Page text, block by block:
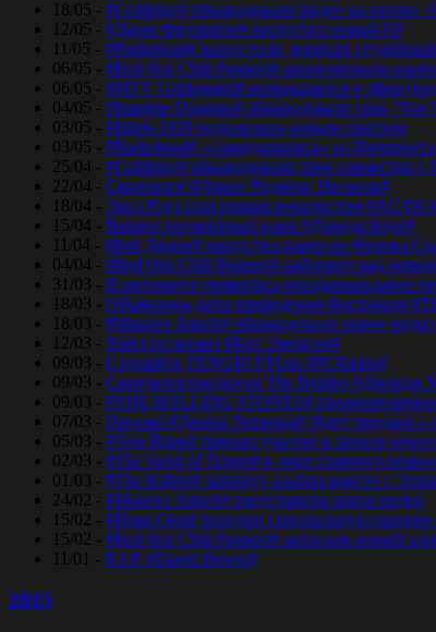
18/05 - #Coldplay# обнародовали видео на песню
12/05 - #Джон Фрушанте# выпустил новый ЕР
11/05 - #Radiohead# выпустили девятый
06/05 - #Red Hot Chili Peppers# анонсировали
06/05 - #MTV Unplugged# возвращается в эфир
04/05 - #Imagine Dragons# обнародовали трек “Not
03/05 - #Blink-182# поделились новым синглом
03/05 - #Radiohead# «самоудалились» из Интернета
25/04 - #Coldplay# обнародовали трек совместно
22/04 - Скончался #Принс Роджерс Нельсон#
18/04 - Эксл Роуз стал новым вокалистом #AC/
15/04 - Вышел посмертный клип #Дэвида Боуи#
11/04 - #Боб Дилан# выпустил кавер на Фрэнка
04/04 - #Red Hot Chili Peppers# работают над
31/03 - В интернете появилась неизданная ранее
18/03 - Объявлены даты проведения Фестиваля
18/03 - #Massive Attack# обнародовали новое видео
12/03 - Ушёл из жизни #Кит Эмерсон#
09/03 - Слушайте TENGRI FM на #PCRadio#
09/03 - Скончался продюсер The Beatles #Джордж
09/03 - #THE ROLLING STONES#
07/03 - Письмо #Джона Леннона# будет продано с
05/03 - #Том Йорк# принял участие в записи
02/03 - #The Spirit of Tengri# в лице главного
01/03 - #The Killers# запишут альбом вместе с
24/02 - #Massive Attack# представили новое видео
15/02 - #Йоко Оно# получит специальную премию
15/02 - #Red Hot Chili Peppers# записали новый
11/01 - R.I.P. #David Bowie#
2015